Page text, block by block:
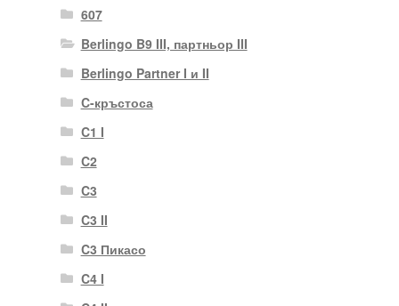
607
Berlingo B9 III, партньор III
Berlingo Partner I и II
C-кръстоса
C1 I
C2
C3
C3 II
C3 Пикасо
C4 I